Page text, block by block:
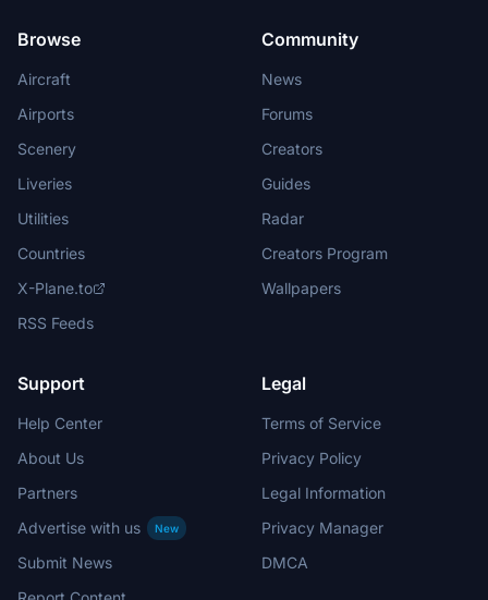
Browse
Aircraft
Airports
Scenery
Liveries
Utilities
Countries
X-Plane.to
RSS Feeds
Community
News
Forums
Creators
Guides
Radar
Creators Program
Wallpapers
Support
Help Center
About Us
Partners
Advertise with us
New
Submit News
Legal
Terms of Service
Privacy Policy
Legal Information
Privacy Manager
DMCA